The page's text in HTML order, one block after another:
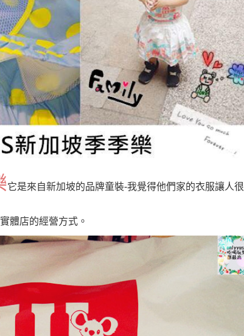
它是來自新加坡的品牌童裝-我覺得他們家的衣服讓人很
體店的經營方式 。